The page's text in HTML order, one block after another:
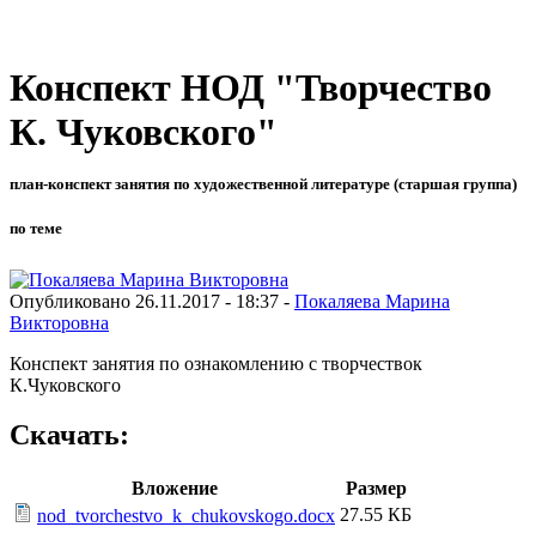
Конспект НОД "Творчество
К. Чуковского"
план-конспект занятия по художественной литературе (старшая группа)
по теме
Опубликовано 26.11.2017 - 18:37 - Покаляева Марина
Викторовна
Конспект занятия по ознакомлению с творчествок
К.Чуковского
Скачать:
Вложение
Размер
nod_tvorchestvo_k_chukovskogo.docx 27.55 КБ